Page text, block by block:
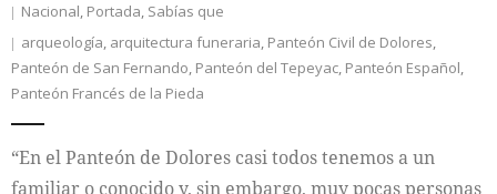
Colaboradores
Internacional
Nacional, Portada, Sabías que
arqueología, arquitectura funeraria, Panteón Civil de Dolores,
Panteón de San Fernando, Panteón del Tepeyac, Panteón Español,
Panteón Francés de la Pieda
“En el Panteón de Dolores casi todos tenemos a un
familiar o conocido y, sin embargo, muy pocas personas